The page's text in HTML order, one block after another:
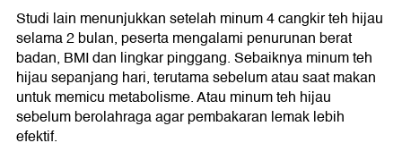
Studi lain menunjukkan setelah minum 4 cangkir teh hijau
selama 2 bulan, peserta mengalami penurunan berat
badan, BMI dan lingkar pinggang. Sebaiknya minum teh
hijau sepanjang hari, terutama sebelum atau saat makan
untuk memicu metabolisme. Atau minum teh hijau
sebelum berolahraga agar pembakaran lemak lebih
efektif.